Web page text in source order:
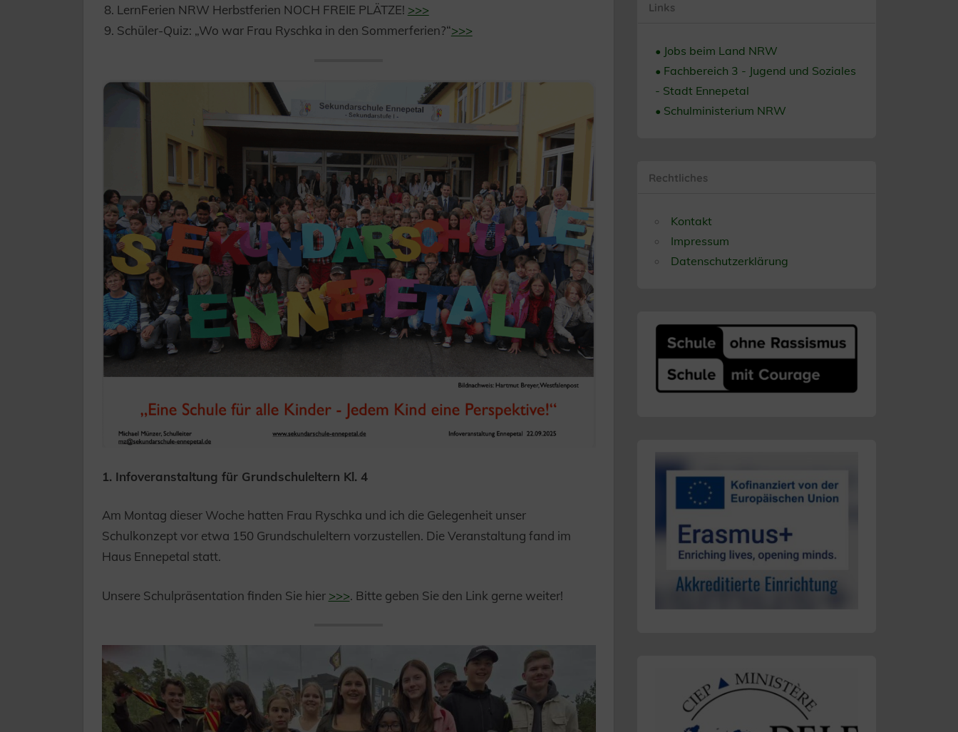
LernFerien NRW Herbstferien NOCH FREIE PLÄTZE! >>>
Schüler-Quiz: „Wo war Frau Ryschka in den Sommerferien?“>>>
1. Infoveranstaltung für Grundschuleltern Kl. 4
Am Montag dieser Woche hatten Frau Ryschka und ich die Gelegenheit unser
Schulkonzept vor etwa 150 Grundschuleltern vorzustellen. Die Veranstaltung fand im
Haus Ennepetal statt.
Unsere Schulpräsentation finden Sie hier >>>. Bitte geben Sie den Link gerne weiter!
Links
• Jobs beim Land NRW
• Fachbereich 3 - Jugend und Soziales
- Stadt Ennepetal
• Schulministerium NRW
Rechtliches
Kontakt
Impressum
Datenschutzerklärung